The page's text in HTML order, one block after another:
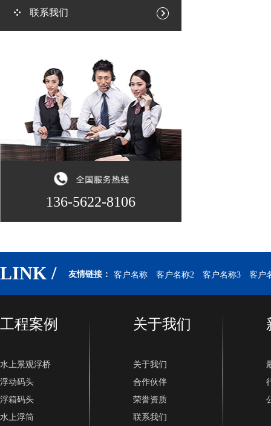
联系我们
136-5622-8106
LINK / 友情链接： 客户名称 客户名称2 客户名称3 客户
工程案例
水上景观浮桥
浮动码头
浮箱码头
水上浮筒
关于我们
关于我们
合作伙伴
荣誉资质
联系我们